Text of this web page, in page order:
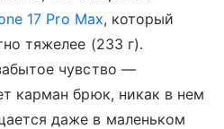
17 Pro Max, который
тяжелее (233 г).
чувство —
карман брюк, никак в нем
даже в маленьком